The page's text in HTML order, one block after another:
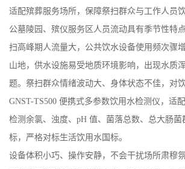
适配殡葬服务场所，保障祭扫群众与工作人员
公墓陵园、殡仪服务区人员流动具有季节性特
扫高峰期人流量大，公共饮水设备使用频次骤
山地，供水设施易受地质环境影响，出现水质
题。祭扫群众情绪波动大、身体状态不佳，对
GNST-TS500 便携式多参数饮用水检测仪，适
检测余氯、浊度、pH 值、菌落总数、总大肠菌
标，严格对标生活饮用水国标。
设备体积小巧、操作安静，不会干扰场所肃穆